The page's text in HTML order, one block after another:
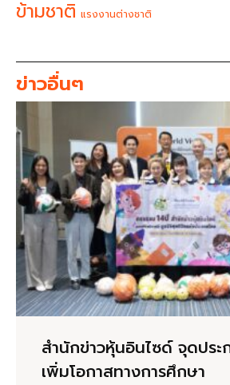
ข้ามชาติ แรงงานต่างชาติ
ข่าวอื่นๆ
สำนักข่าวหุ้นอินไซด์ จุดประ
เพิ่มโอกาสทางการศึกษา